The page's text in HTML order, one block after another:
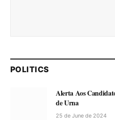
POLITICS
Alerta Aos
de Urna
25 de June de 2024